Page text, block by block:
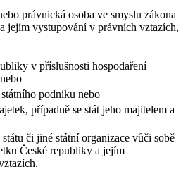
právnická osoba ve smyslu zákona
jejím vystupování v právních vztazích,
v příslušnosti hospodaření
podniku nebo
případně se stát jeho majitelem a
či jiné státní organizace vůči sobě
České republiky a jejím